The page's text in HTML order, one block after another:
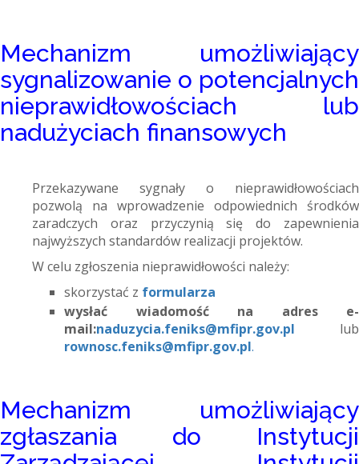
Mechanizm umożliwiający
sygnalizowanie o potencjalnych
nieprawidłowościach lub
nadużyciach finansowych
Przekazywane sygnały o nieprawidłowościach
pozwolą na wprowadzenie odpowiednich środków
zaradczych oraz przyczynią się do zapewnienia
najwyższych standardów realizacji projektów.
W celu zgłoszenia nieprawidłowości należy:
skorzystać z formularza
wysłać wiadomość na adres e-
mail:naduzycia.feniks@mfipr.gov.pl lub
rownosc.feniks@mfipr.gov.pl.
Mechanizm umożliwiający
zgłaszania do Instytucji